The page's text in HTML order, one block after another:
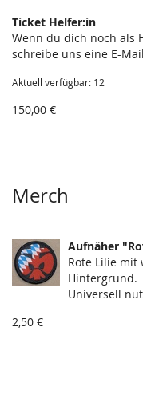
Ticket Helfer:in
Wenn du dich noch als
schreibe uns eine E-
Aktuell verfügbar: 12
150,00 €
Merch
Aufnäher
Rote Lilie mit
Hintergrund.
Universell
2,50 €